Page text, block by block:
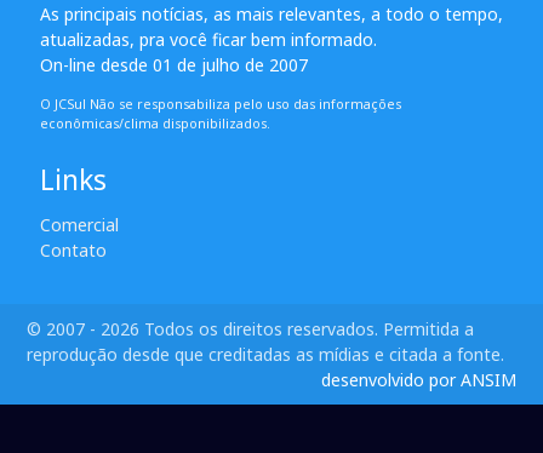
As principais notícias, as mais relevantes, a todo o tempo,
atualizadas, pra você ficar bem informado.
On-line desde 01 de julho de 2007
O JCSul Não se responsabiliza pelo uso das informações
econômicas/clima disponibilizados.
Links
Comercial
Contato
© 2007 - 2026 Todos os direitos reservados. Permitida a
reprodução desde que creditadas as mídias e citada a fonte.
desenvolvido por ANSIM